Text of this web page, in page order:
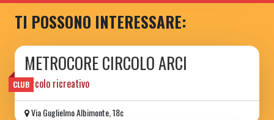
TI POSSONO INTERESSARE:
CLUB
METROCORE CIRCOLO ARCI
circolo ricreativo
Via Guglielmo Albimonte, 18c